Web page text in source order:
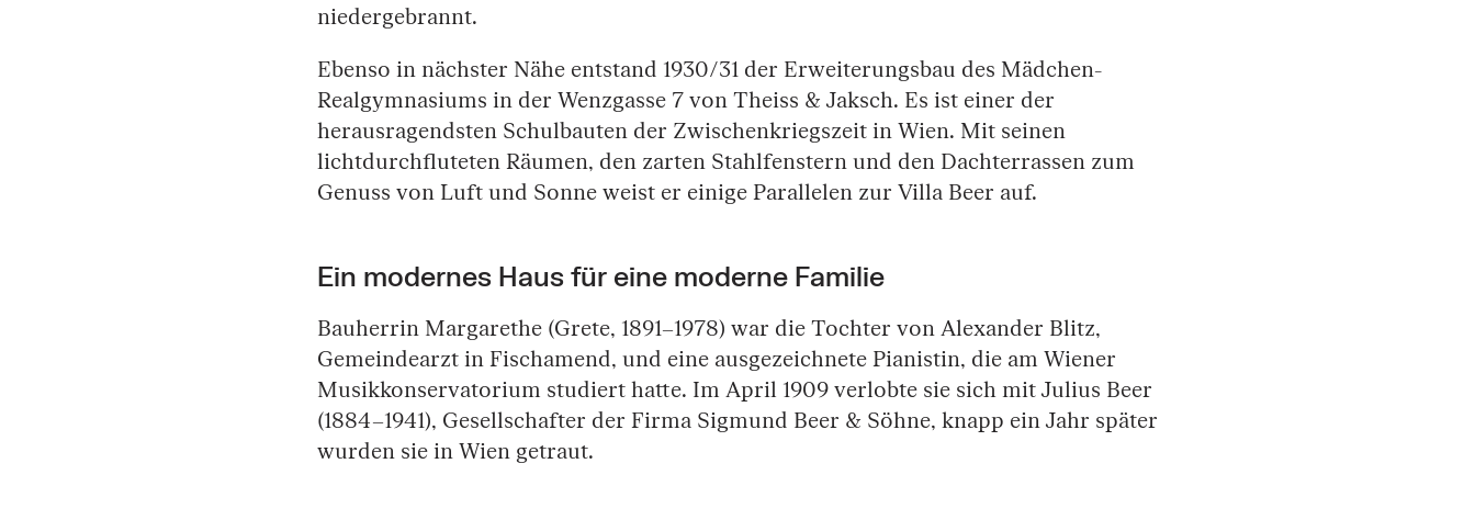
niedergebrannt.
Ebenso in nächster Nähe entstand 1930/31 der Erweiterungsbau des Mädchen-
Realgymnasiums in der Wenzgasse 7 von Theiss & Jaksch. Es ist einer der
herausragendsten Schulbauten der Zwischenkriegszeit in Wien. Mit seinen
lichtdurchfluteten Räumen, den zarten Stahlfenstern und den Dachterrassen zum
Genuss von Luft und Sonne weist er einige Parallelen zur Villa Beer auf.
Ein modernes Haus für eine moderne Familie
Bauherrin Margarethe (Grete, 1891–1978) war die Tochter von Alexander Blitz,
Gemeindearzt in Fischamend, und eine ausgezeichnete Pianistin, die am Wiener
Musikkonservatorium studiert hatte. Im April 1909 verlobte sie sich mit Julius Beer
(1884–1941), Gesellschafter der Firma Sigmund Beer & Söhne, knapp ein Jahr später
wurden sie in Wien getraut.